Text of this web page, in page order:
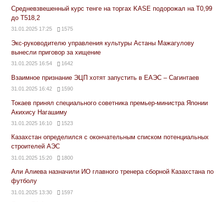
Средневзвешенный курс тенге на торгах KASE подорожал на Т0,99
до Т518,2
31.01.2025 17:25 1575
Экс-руководителю управления культуры Астаны Мажагулову
вынесли приговор за хищение
31.01.2025 16:54 1642
Взаимное признание ЭЦП хотят запустить в ЕАЭС – Сагинтаев
31.01.2025 16:42 1590
Токаев принял специального советника премьер-министра Японии
Акихису Нагашиму
31.01.2025 16:10 1523
Казахстан определился с окончательным списком потенциальных
строителей АЭС
31.01.2025 15:20 1800
Али Алиева назначили ИО главного тренера сборной Казахстана по
футболу
31.01.2025 13:30 1597